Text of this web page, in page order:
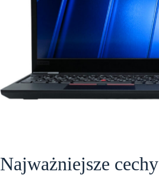
Najważniejsze cechy